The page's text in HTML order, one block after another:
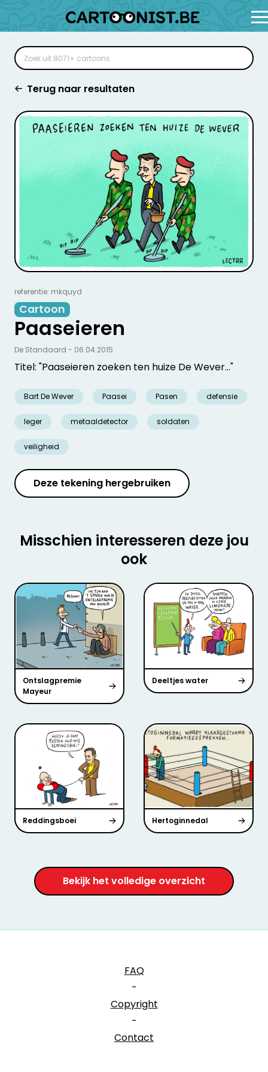
Terug naar resultaten
referentie: mkquyd
Cartoon
Paaseieren
Titel: "Paaseieren zoeken ten huize De Wever..."
Bart De Wever Paasei Pasen defensie
leger metaaldetector soldaten
veiligheid
De Standaard - 06.04.2015
Deze tekening hergebruiken
Misschien interesseren deze jou
ook
Ontslagpremie
Mayeur
Deeltjes water
Reddingsboei Hertoginnedal
Bekijk het volledige overzicht
FAQ
-
Copyright
-
Contact